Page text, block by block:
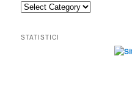
Categorii
STATISTICI